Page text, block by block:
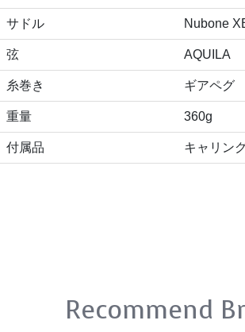
サドル Nubone
弦 AQUILA
糸巻き ギアペグ
重量 360g
付属品 キャリン
Recommend